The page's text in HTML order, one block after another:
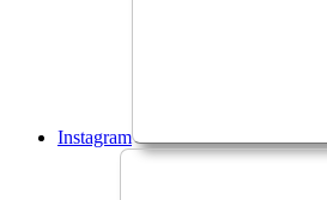
Instagram